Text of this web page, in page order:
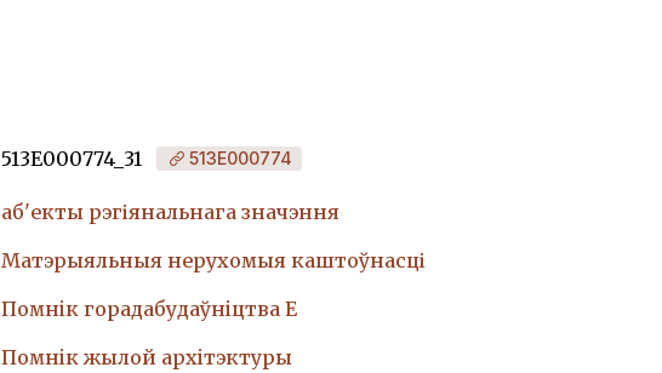
513Е000774_31 513Е000774
аб'екты рэгіянальнага значэння
Матэрыяльныя нерухомыя каштоўнасці
Помнiк горадабудаўнiцтва Е
Помнiк жылой архiтэктуры